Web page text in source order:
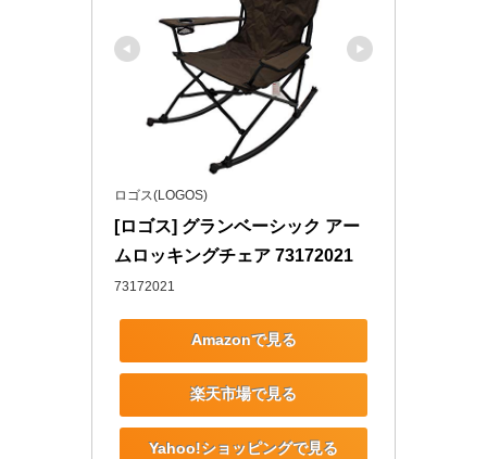
ロゴス(LOGOS)
[ロゴス] グランベーシック アー
ムロッキングチェア 73172021
73172021
Amazonで見る
楽天市場で見る
Yahoo!ショッピングで見る